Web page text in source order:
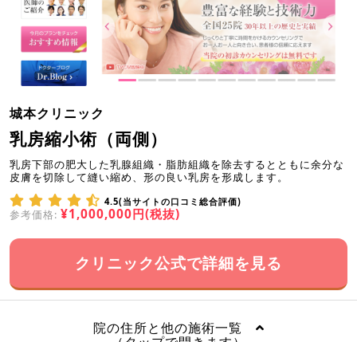
城本クリニック
乳房縮小術（両側）
乳房下部の肥大した乳腺組織・脂肪組織を除去するとともに余分な
皮膚を切除して縫い縮め、形の良い乳房を形成します。
4.5(当サイトの口コミ総合評価)
参考価格: ¥1,000,000円(税抜)
クリニック公式で詳細を見る
院の住所と他の施術一覧